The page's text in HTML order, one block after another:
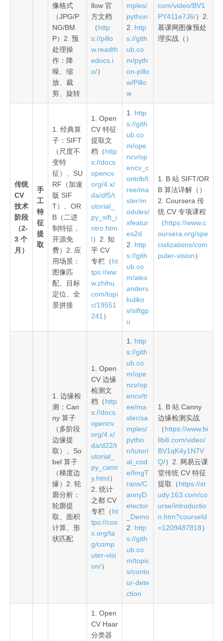
像格式
（JPG/P
NG/BM
P）2. 预
处理操
作：降
噪、缩
放、裁
剪、旋转
llow 官
方文档
（http
s://pillo
w.readth
edocs.i
o/）
mples/
python
2. http
s://gith
ub.co
m/pyth
on-pillo
w/Pillo
w
com/video/BV1
PY411e7J6/）2.
慕课网图像预处
理实战（）
传统
CV
技术
阶段
（2-
3 个
月）
手
工
特
征
提
取
1. 经典算
子：SIFT
（尺度不
变特
征）、SU
RF（加速
版 SIF
T）、OR
B（二进
制特征，
开源免
费）2. 应
用场景：
图像匹
配、目标
定位、全
景拼接
1. Open
CV 特征
提取文
档（http
s://docs.
opencv.
org/4.x/
da/df5/t
utorial_
py_sift_i
ntro.htm
l）2. 知
乎 CV
专栏（ht
tps://ww
w.zhihu.
com/topi
c/19551
241 ）
1. http
s://gith
ub.co
m/ope
ncv/op
encv_c
ontrib/t
ree/ma
ster/m
odules/
xfeatur
es2d
2. http
s://gith
ub.co
m/alex
anders
kuliko
v/siftgp
u
1. B 站 SIFT/OR
B 算法详解（）
2. Coursera 传
统 CV 专项课程
（https://www.c
oursera.org/spe
cializations/com
puter-vision）
1. 边缘检
测：Can
ny 算子
（多阶段
边缘提
取）、So
bel 算子
（梯度边
缘）2. 轮
廓分析：
轮廓提
取、面积
计算、形
状匹配
1. Open
CV 边缘
检测文
档（http
s://docs.
opencv.
org/4.x/
da/d22/t
utorial_
py_cann
y.html）
2. 统计
之都 CV
专栏（ht
tps://cos
x.org/ta
g/comp
uter-visi
on/）
1. http
s://gith
ub.co
m/ope
ncv/op
encv/tr
ee/ma
ster/sa
mples/
pytho
n/tutori
al_cod
e/ImgT
rans/C
annyD
etector
_Demo
2. http
s://gith
ub.co
m/topic
s/conto
ur-dete
ction
1. B 站 Canny
边缘检测实战
（https://www.bi
libili.com/video/
BV1qK4y1N7V
Q/）2. 网易云课
堂传统 CV 特征
提取（https://st
udy.163.com/co
urse/introductio
n.htm?courseId
=1209487818）
1. Open
CV Haar
分类器